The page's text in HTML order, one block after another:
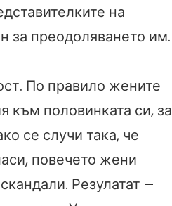
на
за преодоляването им.
По правило жените
към половинката си, за
се случи така, че
повечето жени
Резулатат –